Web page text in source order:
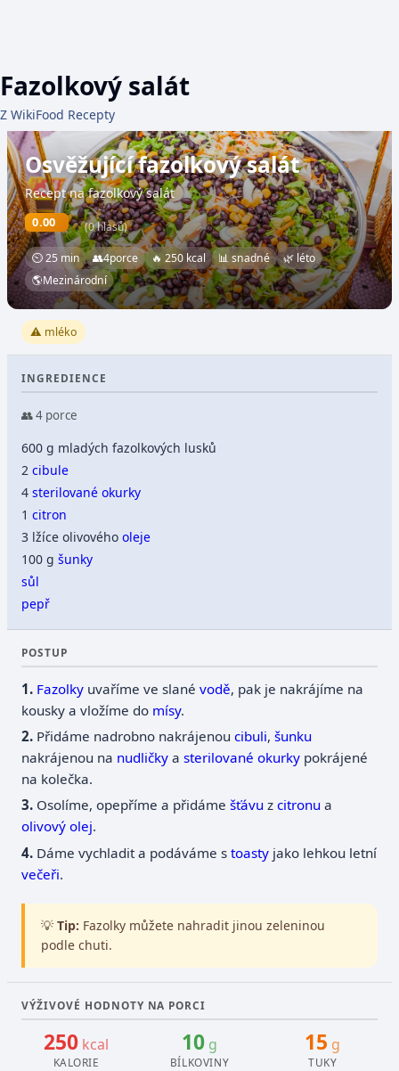
Fazolkový salát
Z WikiFood Recepty
Osvěžující fazolkový salát
Recept na fazolkový salát
0.00 (0 hlasů)
⏲ 25 min 👥4porce 🔥 250 kcal 📊 snadné
🌿 léto
🌎Mezinárodní
⚠️ mléko
INGREDIENCE
👥 4 porce
600 g mladých fazolkových lusků
2cibule
4sterilované okurky
1citron
3 lžíce olivovéhooleje
100 gšunky
sůl
pepř
POSTUP
Fazolky uvaříme ve slanévodě, pak je nakrájíme na
kousky a vložíme do mísy.
Přidáme nadrobno nakrájenoucibuli,šunku
nakrájenou na nudličky asterilované okurky pokrájené
na kolečka.
Osolíme, opepříme a přidámešťávu zcitronu a
olivový olej.
Dáme vychladit a podáváme stoasty jako lehkou letní
večeři.
💡 Tip: Fazolky můžete nahradit jinou zeleninou
podle chuti.
VÝŽIVOVÉ HODNOTY NA PORCI
250 kcal
KALORIE
10g
BÍLKOVINY
15 g
TUKY